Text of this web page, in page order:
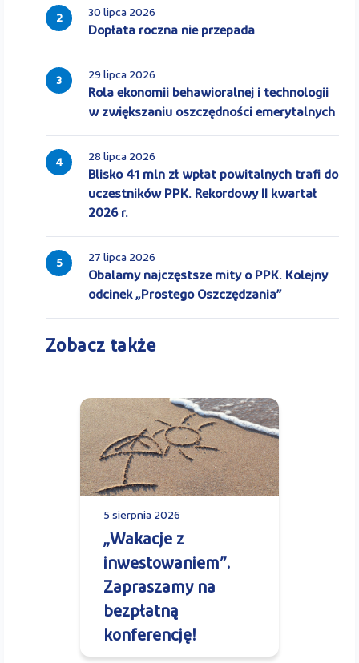
2 30 lipca 2026
Dopłata roczna nie przepada
3 29 lipca 2026
Rola ekonomii behawioralnej i technologii
w zwiększaniu oszczędności emerytalnych
4 28 lipca 2026
Blisko 41 mln zł wpłat powitalnych trafi do
uczestników PPK. Rekordowy II kwartał
2026 r.
5 27 lipca 2026
Obalamy najczęstsze mity o PPK. Kolejny
odcinek „Prostego Oszczędzania”
Zobacz także
5 sierpnia 2026
„Wakacje z
inwestowaniem”.
Zapraszamy na
bezpłatną
konferencję!